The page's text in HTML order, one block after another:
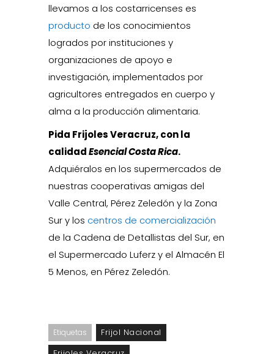
llevamos a los costarricenses es
producto de los conocimientos
logrados por instituciones y
organizaciones de apoyo e
investigación, implementados por
agricultores entregados en cuerpo y
alma a la producción alimentaria.
Pida Frijoles Veracruz, con la
calidadEsencial Costa Rica.
Adquiéralos en los supermercados de
nuestras cooperativas amigas del
Valle Central, Pérez Zeledón y la Zona
Sur y los centros de comercialización
de la Cadena de Detallistas del Sur, en
el Supermercado Luferz y el Almacén El
5 Menos, en Pérez Zeledón.
Etiquetas
Frijol Nacional